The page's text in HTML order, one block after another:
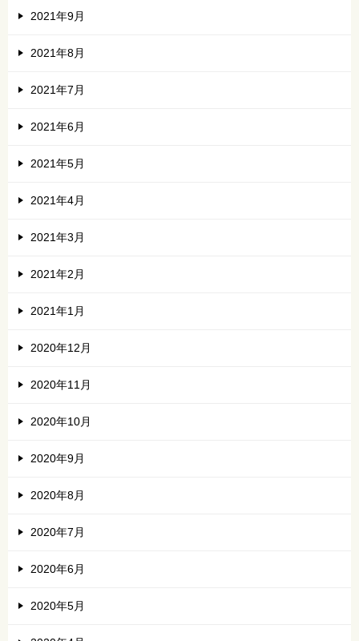
2021年9月
2021年8月
2021年7月
2021年6月
2021年5月
2021年4月
2021年3月
2021年2月
2021年1月
2020年12月
2020年11月
2020年10月
2020年9月
2020年8月
2020年7月
2020年6月
2020年5月